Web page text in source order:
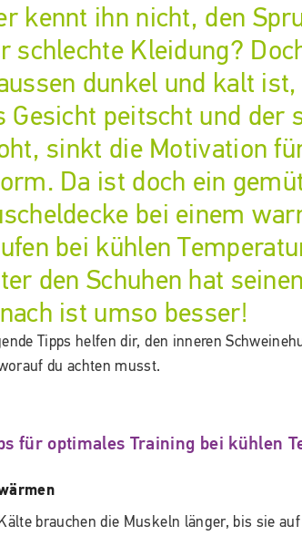
kennt ihn nicht, den
schlechte Kleidung?
dunkel und kalt
Gesicht peitscht und der
sinkt die Motivation
Da ist doch ein
bei einem
bei kühlen
den Schuhen hat
ist umso besser!
Tipps helfen dir, den inneren
du achten musst.
für optimales Training bei kühlen
brauchen die Muskeln länger, bis sie